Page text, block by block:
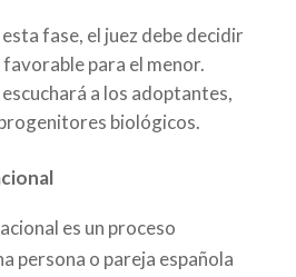
esta fase, el juez debe decidir
favorable para el menor.
a los adoptantes,
biológicos.
es un proceso
persona o pareja española